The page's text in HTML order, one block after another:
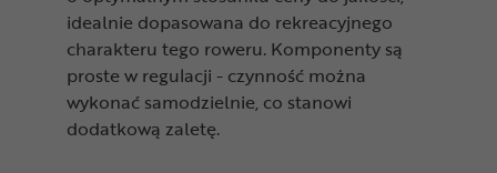
idealnie dopasowana do rekreacyjnego
charakteru tego roweru. Komponenty są
proste w regulacji - czynność można
wykonać samodzielnie, co stanowi
dodatkową zaletę.